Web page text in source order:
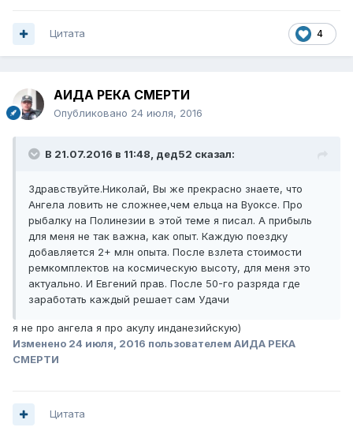
4
Цитата
АИДА РЕКА СМЕРТИ
Опубликовано 24 июля, 2016
В 21.07.2016 в 11:48, дед52 сказал:
Здравствуйте.Николай, Вы же прекрасно знаете, что
Ангела ловить не сложнее,чем ельца на Вуоксе. Про
рыбалку на Полинезии в этой теме я писал. А прибыль
для меня не так важна, как опыт. Каждую поездку
добавляется 2+ млн опыта. После взлета стоимости
ремкомплектов на космическую высоту, для меня это
актуально. И Евгений прав. После 50-го разряда где
заработать каждый решает сам Удачи
я не про ангела я про акулу инданезийскую)
Изменено 24 июля, 2016 пользователем АИДА РЕКА
СМЕРТИ
Цитата